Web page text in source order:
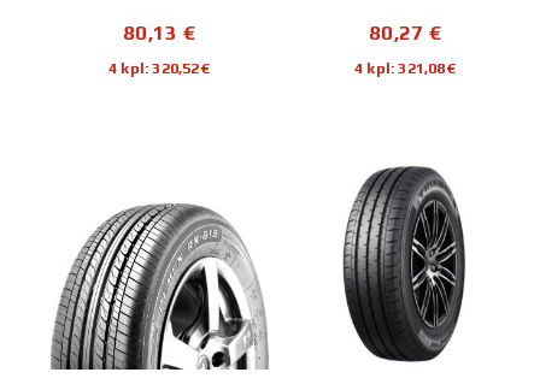
80,13 €
4 kpl: 320,52€
80,27 €
4 kpl: 321,08€